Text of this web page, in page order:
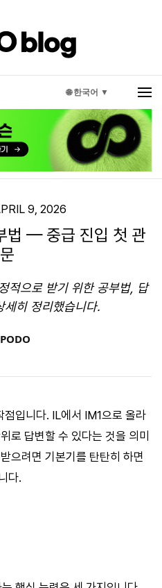
🌐 한국어 ▼
9, 2026
법 — 중급 진입 첫 관
문
적으로 받기 위한 공부법, 답
세히 정리했습니다.
PODO
입니다. IL에서 IM1으로 올라
로 답변할 수 있다는 것을 의미
으려면 기본기를 탄탄히 하면
다.